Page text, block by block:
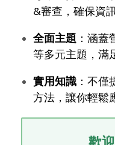
&審查，確保資
全面主題 ：涵
等多元主題，滿
實用知識 ：不
方法，讓你輕鬆